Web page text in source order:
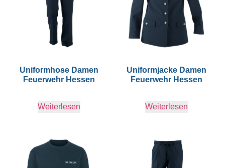
Uniformhose Damen
Feuerwehr Hessen
Weiterlesen
Uniformjacke Damen
Feuerwehr Hessen
Weiterlesen